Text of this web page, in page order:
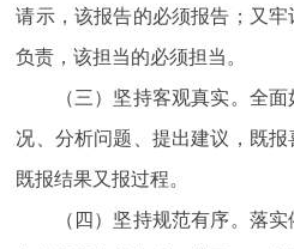
请示，该报告的必须报告；又
负责，该担当的必须担当。
（三）坚持客观真实。全面
况、分析问题、提出建议，既报
既报结果又报过程。
（四）坚持规范有序。落实